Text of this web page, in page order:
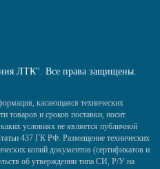
ЛТК". Все права защищены.
касающаяся технических
товаров и сроков поставки, носит
условиях не является публичной
437 ГК РФ. Размещение технических
копий документов (сертификатов и
об утверждении типа СИ, Р/У на